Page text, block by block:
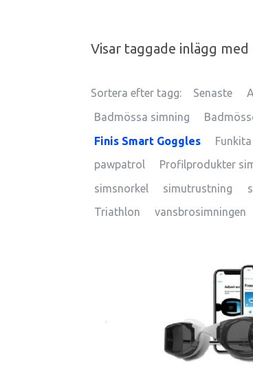
Visar taggade inlägg med
Sortera efter tagg: Senaste
Badmössa simning
Finis Smart Goggles
Funkita
pawpatrol
Profilprodukter
simsnorkel
simutrustning
Triathlon
vansbrosimningen